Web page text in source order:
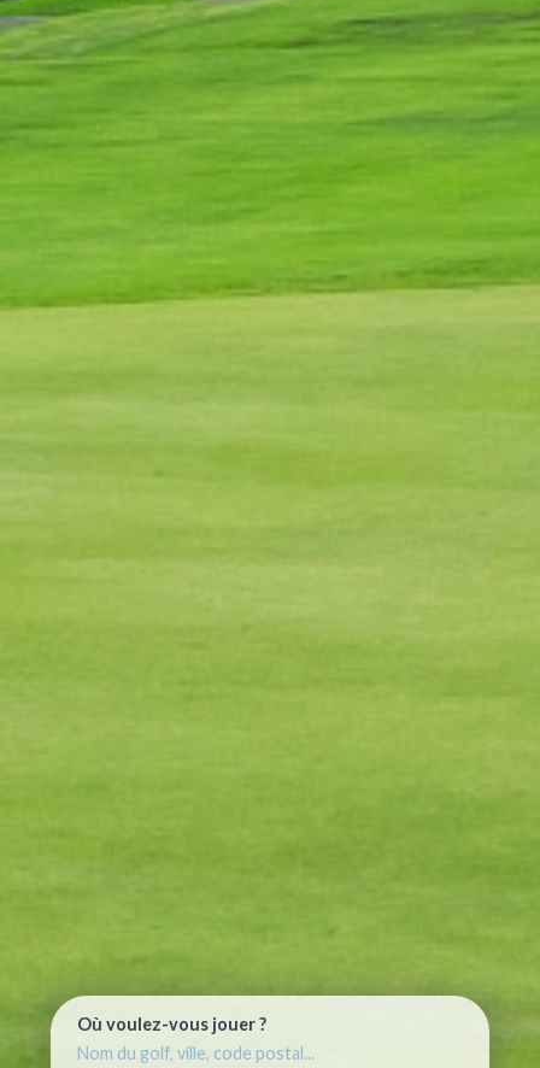
Où voulez-vous jouer ?